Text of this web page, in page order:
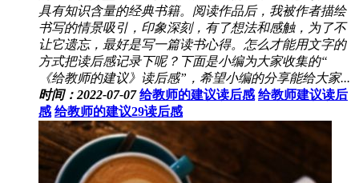
具有知识含量的经典书籍。阅读作品后，我被作者描绘
书写的情景吸引，印象深刻，有了想法和感触，为了不
让它遗忘，最好是写一篇读书心得。怎么才能用文字的
方式把读后感记录下呢？下面是小编为大家收集的“
《给教师的建议》读后感”，希望小编的分享能给大家...
时间：2022-07-07 给教师的建议读后感 给教师建议读后
感 给教师的建议29读后感